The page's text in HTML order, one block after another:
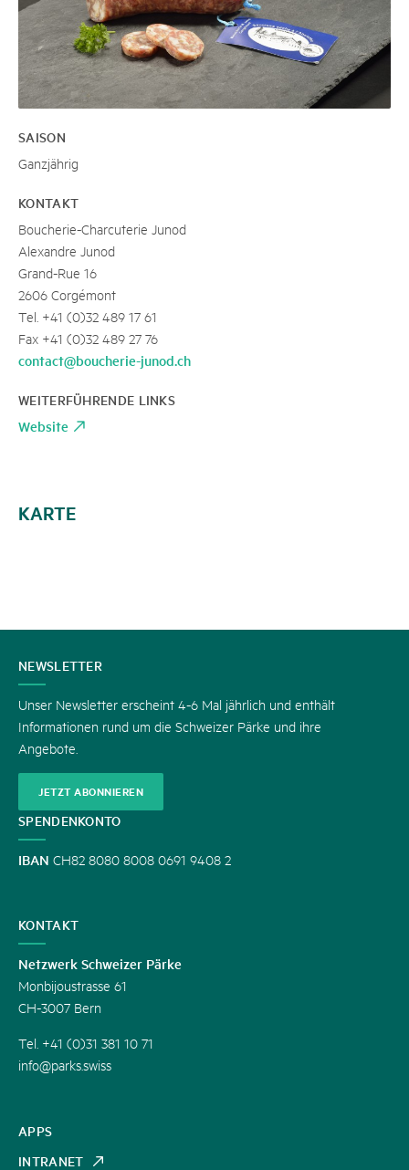
SAISON
Ganzjährig
KONTAKT
Boucherie-Charcuterie Junod
Alexandre Junod
Grand-Rue 16
2606 Corgémont
Tel. +41 (0)32 489 17 61
Fax +41 (0)32 489 27 76
contact@boucherie-junod.ch
WEITERFÜHRENDE LINKS
Website
KARTE
KONTAKT
APPS
INTRANET
NEWSLETTER
Unser Newsletter erscheint 4-6 Mal jährlich und enthält
Informationen rund um die Schweizer Pärke und ihre
Angebote.
JETZT ABONNIEREN
SPENDENKONTO
IBAN CH82 8080 8008 0691 9408 2
KONTAKT
Netzwerk Schweizer Pärke
Monbijoustrasse 61
CH-3007 Bern
Tel. +41 (0)31 381 10 71
info@parks.swiss